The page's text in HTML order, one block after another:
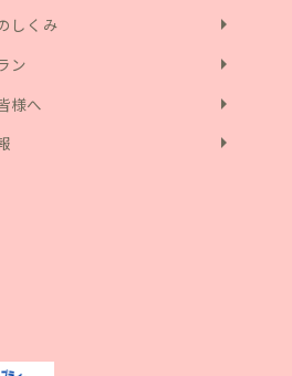
しくみ arrow_right
ン arrow_right
様へ arrow_right
arrow_right